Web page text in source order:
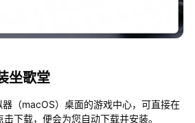
坐歌堂
（macOS）桌面的游戏中心，可直接在
下载，便会为您自动下载并安装。